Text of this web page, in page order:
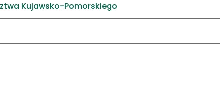
Kujawsko-Pomorskiego